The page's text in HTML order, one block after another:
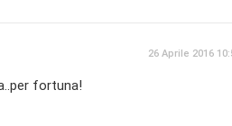
26 Aprile 2016
fortuna!